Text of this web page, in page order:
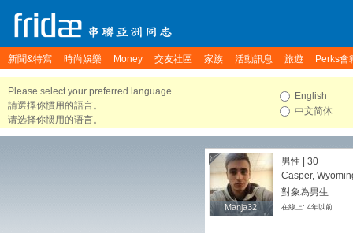
新聞&特寫 時尚娛樂 Money 交友社區 家族 活動訊息 旅遊 Perks會
Please select your preferred language.
請選擇你慣用的語言。
请选择你惯用的语言。
English
中文简体
Manja32
Manja32
男性 | 30
Casper,
對象為男生
在線上: 4年以前